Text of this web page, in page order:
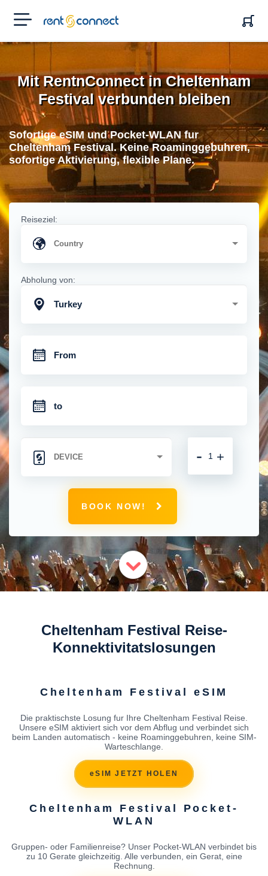
RENT'N
CONNECT
Mit RentnConnect in Cheltenham
Festival verbunden bleiben
Sofortige eSIM und Pocket-WLAN fur
Cheltenham Festival. Keine Roaminggebuhren,
sofortige Aktivierung, flexible Plane.
Reiseziel:
Abholung von:
Turkey
+
-
BOOK NOW!
Cheltenham Festival Reise-
Konnektivitatslosungen
Cheltenham Festival eSIM
Die praktischste Losung fur Ihre Cheltenham Festival Reise.
Unsere eSIM aktiviert sich vor dem Abflug und verbindet sich
beim Landen automatisch - keine Roaminggebuhren, keine SIM-
Warteschlange.
eSIM JETZT HOLEN
Cheltenham Festival Pocket-
WLAN
Gruppen- oder Familienreise? Unser Pocket-WLAN verbindet bis
zu 10 Gerate gleichzeitig. Alle verbunden, ein Gerat, eine
Rechnung.